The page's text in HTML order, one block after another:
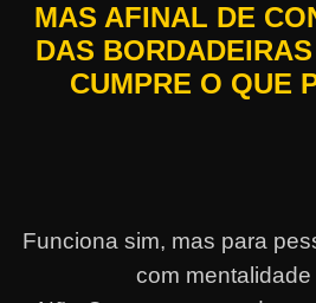
MAS AFINAL DE
DAS
CUMPRE O QUE
Funciona sim, mas para
com mentalidade